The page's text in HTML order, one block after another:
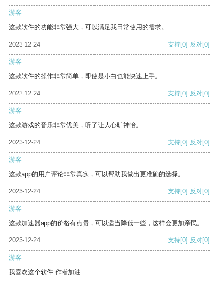
游客
这款软件的功能非常强大，可以满足我日常使用的需求。
2023-12-24 支持[0] 反对[0]
游客
这款软件的操作非常简单，即使是小白也能快速上手。
2023-12-24 支持[0] 反对[0]
游客
这款游戏的音乐非常优美，听了让人心旷神怡。
2023-12-24 支持[0] 反对[0]
游客
这款app的用户评论非常真实，可以帮助我做出更准确的选择。
2023-12-24 支持[0] 反对[0]
游客
这款加速器app的价格有点贵，可以适当降低一些，这样会更加亲民。
2023-12-24 支持[0] 反对[0]
游客
我喜欢这个软件 作者加油